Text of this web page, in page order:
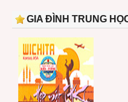
GIA ĐÌNH TRUNG